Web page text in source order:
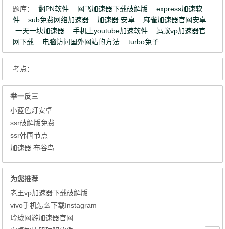
题库： 翻PN软件 网飞加速器下载破解版
express加速软
件
sub免费网络加速器 加速器 安卓
麻雀加速器官网安卓
一天一块加速器
手机上youtube加速软件
蚂蚁vp加速器官
网下载
电脑访问国外网站的方法 turbo兔子
考点：
举一反三
小蓝色灯安卓
ssr破解版免费
ssr韩国节点
加速器 布谷鸟
为您推荐
老王vp加速器下载破解版
vivo手机怎么下载Instagram
玲珑网游加速器官网